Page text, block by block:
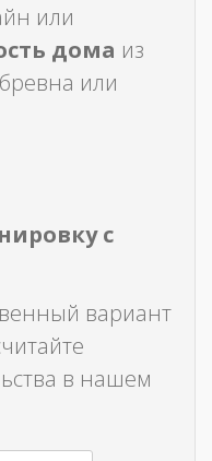
или
дома из
или
с
вариант
в нашем